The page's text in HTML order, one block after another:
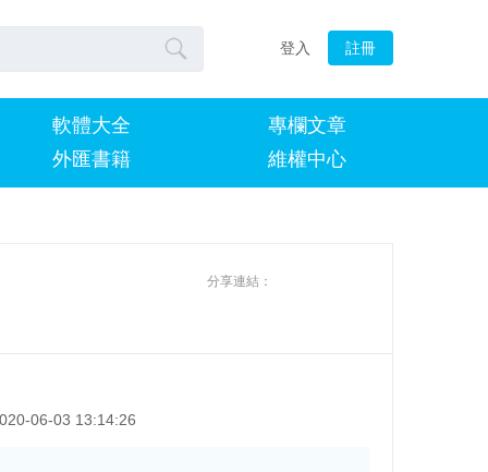
 登入 註冊
軟體大全
外匯書籍
專欄文章
維權中心
分享連結：
06-03 13:14:26